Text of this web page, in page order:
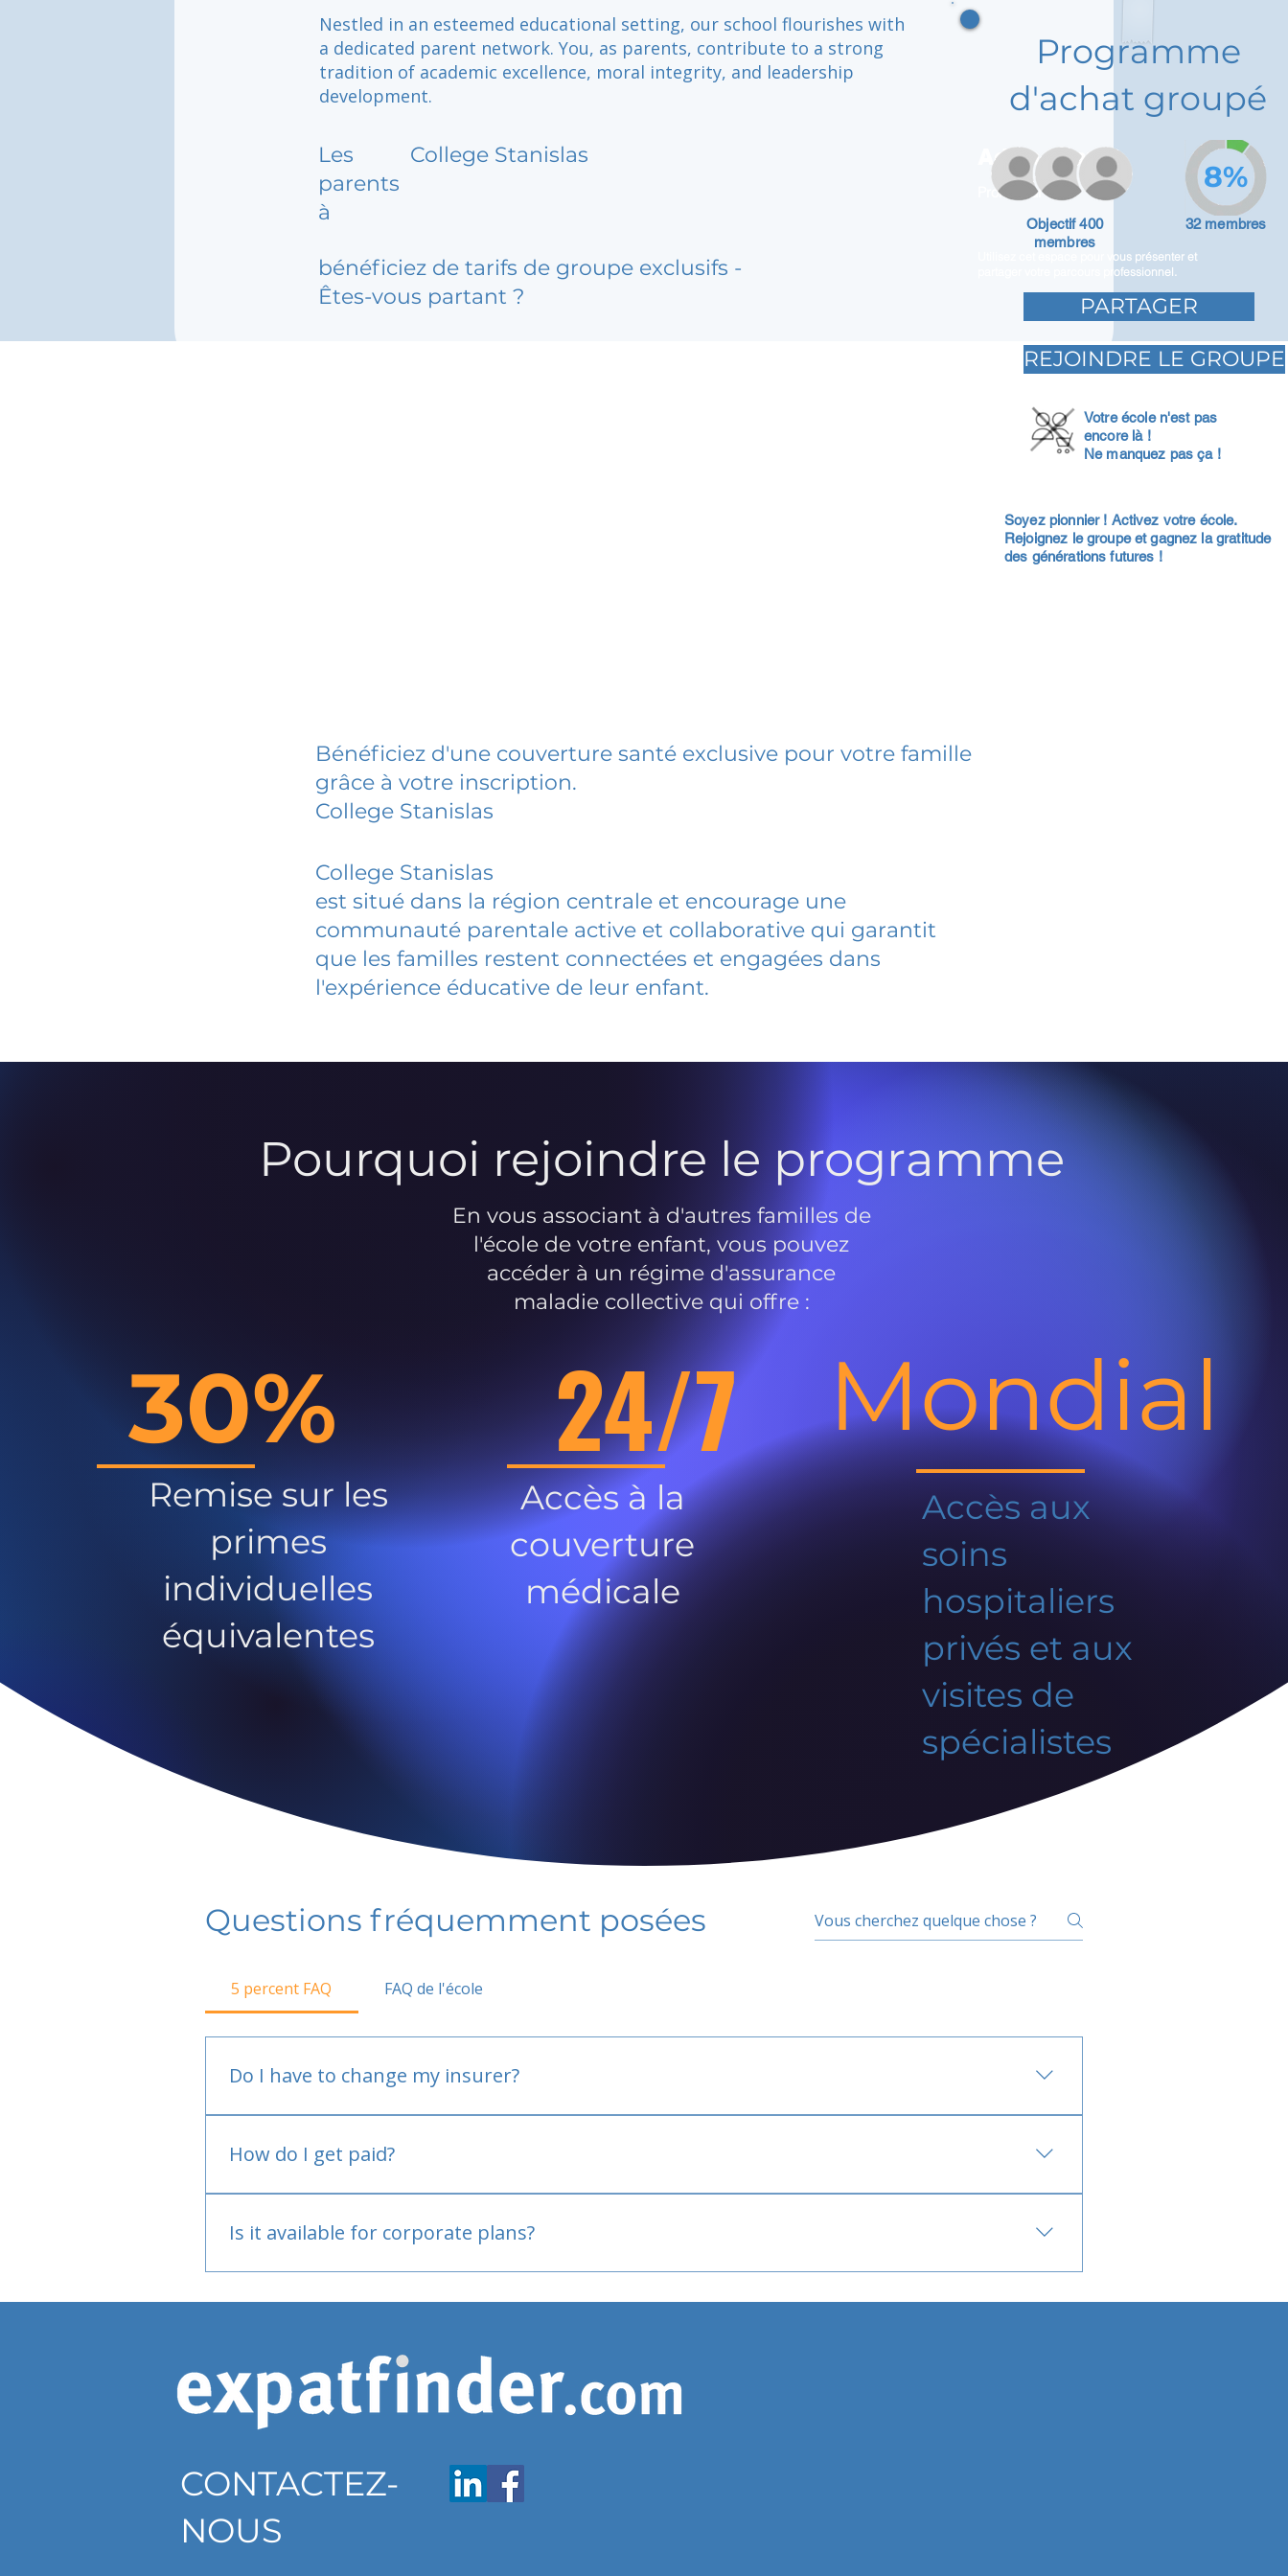
Nestled in an esteemed educational setting, our school flourishes with
a dedicated parent network. You, as parents, contribute to a strong
tradition of academic excellence, moral integrity, and leadership
development.
Les
parents
à
College Stanislas
bénéficiez de tarifs de groupe exclusifs -
Êtes-vous partant ?
Adam Caar
Promoteur
Utilisez cet espace pour vous présenter et
partager votre parcours professionnel.
Programme
d'achat groupé
Objectif 400
membres
32 membres
8%
PARTAGER
REJOINDRE LE GROUPE
Votre école n'est pas
encore là !
Ne manquez pas ça !
Soyez pionnier ! Activez votre école.
Rejoignez le groupe et gagnez la gratitude
des générations futures !
Bénéficiez d'une couverture santé exclusive pour votre famille
grâce à votre inscription.
College Stanislas
College Stanislas
est situé dans la région centrale et encourage une
communauté parentale active et collaborative qui garantit
que les familles restent connectées et engagées dans
l'expérience éducative de leur enfant.
Pourquoi rejoindre le programme
En vous associant à d'autres familles de
l'école de votre enfant, vous pouvez
accéder à un régime d'assurance
maladie collective qui offre :
30%
Remise sur les
primes
individuelles
équivalentes
24/7
Accès à la
couverture
médicale
Mondial
Accès aux
soins
hospitaliers
privés et aux
visites de
spécialistes
Questions fréquemment posées
5 percent FAQ FAQ de l'école
Do I have to change my insurer?
How do I get paid?
Is it available for corporate plans?
CONTACTEZ-
NOUS